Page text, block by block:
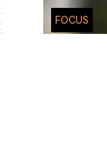
FOCUS